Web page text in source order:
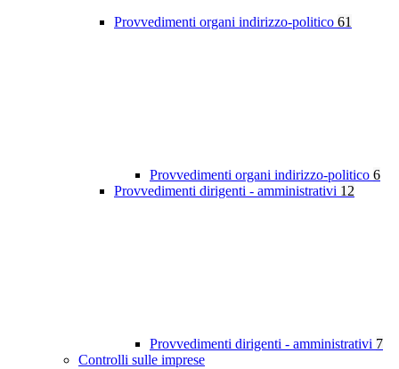
Provvedimenti organi indirizzo-politico 61
Provvedimenti organi indirizzo-politico 6
Provvedimenti dirigenti - amministrativi 12
Provvedimenti dirigenti - amministrativi 7
Controlli sulle imprese